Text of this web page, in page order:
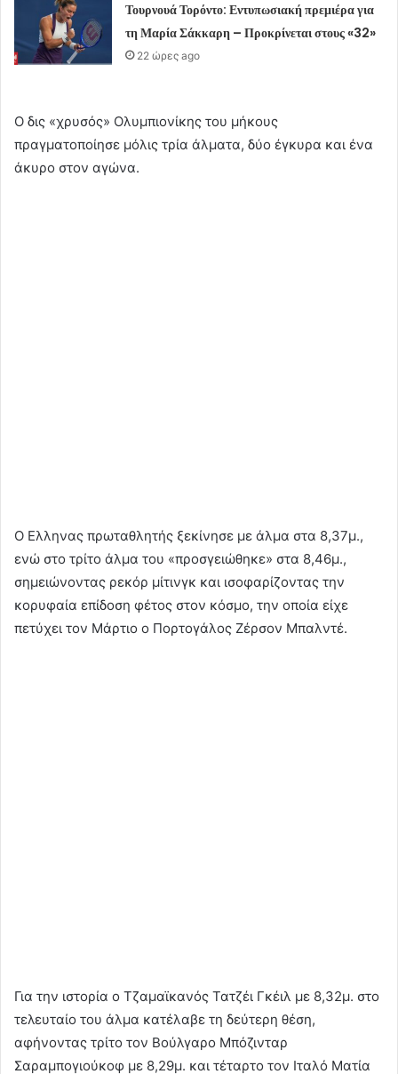
Τουρνουά Τορόντο: Εντυπωσιακή πρεμιέρα για
τη Μαρία Σάκκαρη – Προκρίνεται στους «32»
22 ώρες ago
Ο δις «χρυσός» Ολυμπιονίκης του μήκους
πραγματοποίησε μόλις τρία άλματα, δύο έγκυρα και ένα
άκυρο στον αγώνα.
Ο Ελληνας πρωταθλητής ξεκίνησε με άλμα στα 8,37μ.,
ενώ στο τρίτο άλμα του «προσγειώθηκε» στα 8,46μ.,
σημειώνοντας ρεκόρ μίτινγκ και ισοφαρίζοντας την
κορυφαία επίδοση φέτος στον κόσμο, την οποία είχε
πετύχει τον Μάρτιο ο Πορτογάλος Ζέρσον Μπαλντέ.
Για την ιστορία ο Τζαμαϊκανός Τατζέι Γκέιλ με 8,32μ. στο
τελευταίο του άλμα κατέλαβε τη δεύτερη θέση,
αφήνοντας τρίτο τον Βούλγαρο Μπόζινταρ
Σαραμπογιούκοφ με 8,29μ. και τέταρτο τον Ιταλό Ματία